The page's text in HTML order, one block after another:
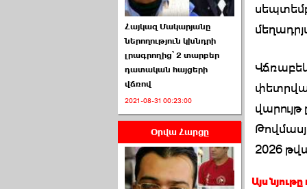
ՏԵՍԱՆՅՈՒԹ․ Ի՞նչ
իրավիճակ է այս ›››
2026-07-04 10:40:00
Հայկազ Մակարյանը
ներողություն կխնդրի
լրագրողից՝ 2 տարբեր
դատական հայցերի
վճռով
2021-08-31 00:23:00
Օրվա Հարցը
վարույթ
2026
Այս